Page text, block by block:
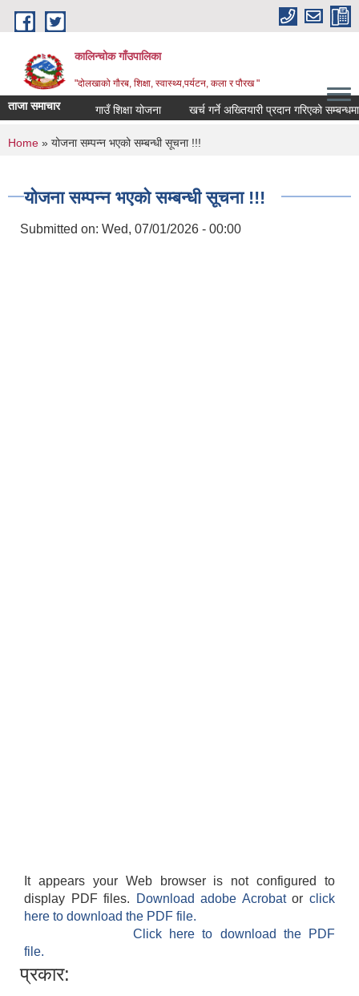
Skip to main content
कालिन्चोक गाँउपालिका
"दोलखाको गौरब, शिक्षा, स्वास्थ्य,पर्यटन, कला र पौरख "
ताजा समाचार गाउँ शिक्षा योजना खर्च गर्ने अख्तियारी प्रदान गरिएको सम्बन्धमा।
You are here
Home » योजना सम्पन्न भएको सम्बन्धी सूचना !!!
योजना सम्पन्न भएको सम्बन्धी सूचना !!!
Submitted on: Wed, 07/01/2026 - 00:00
It appears your Web browser is not configured to
display PDF files.
Download adobe Acrobatorclick
here to download the PDF file.
Click here to download the PDF
file.
प्रकार: